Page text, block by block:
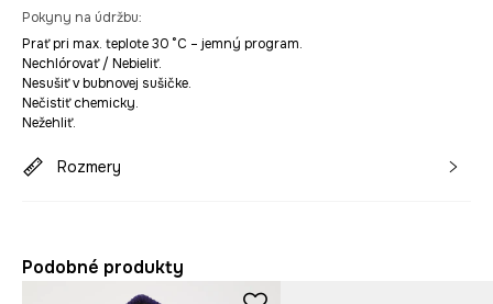
Pokyny na údržbu:
Prať pri max. teplote 30 °C – jemný program.
Nechlórovať / Nebieliť.
Nesušiť v bubnovej sušičke.
Nečistiť chemicky.
Nežehliť.
Rozmery
Podobné produkty